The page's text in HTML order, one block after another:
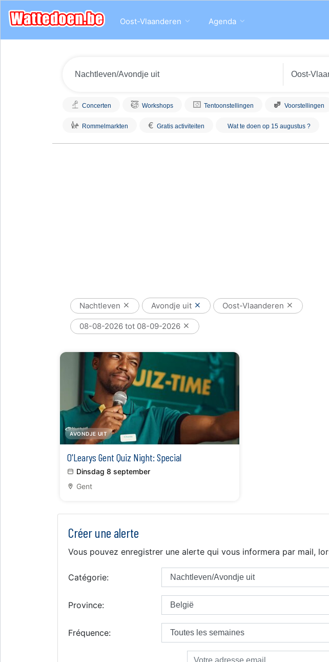
Oost-Vlaanderen Agenda
Concerten Workshops Tentoonstellingen Voorstellingen
Rommelmarkten € Gratis activiteiten Wat te doen op 15 augustus ?
Nachtleven Avondje uit Oost-Vlaanderen
08-08-2026 tot 08-09-2026
AVONDJE UIT
O'Learys Gent Quiz Night: Special
Dinsdag 8 september
Gent
Créer une alerte
Vous pouvez enregistrer une alerte qui vous informera par mail,
Catégorie:
Province:
Fréquence: